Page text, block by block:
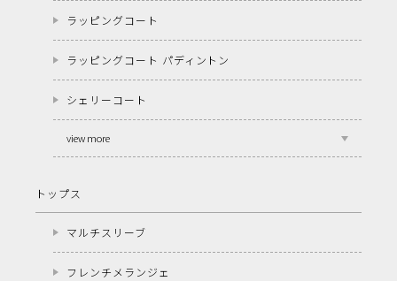
ラッピングコート
ラッピングコート パディントン
シェリーコート
view more
トップス
マルチスリーブ
フレンチメランジェ